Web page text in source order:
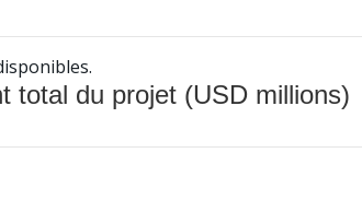
total du projet (USD millions)